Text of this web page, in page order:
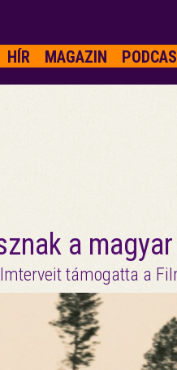
HÍR MAGAZIN
a
támogatta a